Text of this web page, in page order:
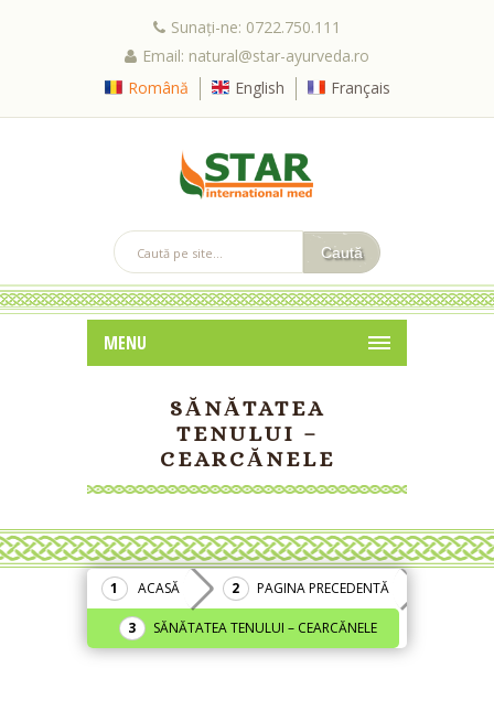
Sunați-ne: 0722.750.111
Email: natural@star-ayurveda.ro
Română
English Français
MENU
SĂNĂTATEA
TENULUI –
CEARCĂNELE
ACASĂ PAGINA PRECEDENTĂ
SĂNĂTATEA TENULUI – CEARCĂNELE